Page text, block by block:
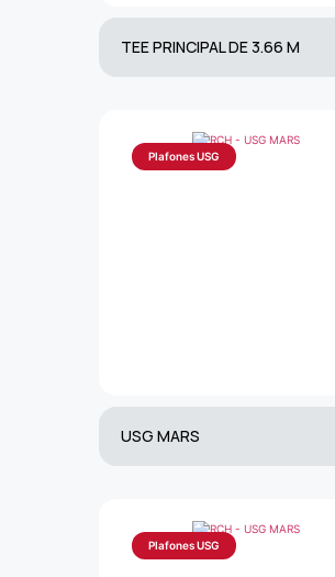
TEE PRINCIPAL DE 3.66 M
Plafones USG
USG MARS
Plafones USG